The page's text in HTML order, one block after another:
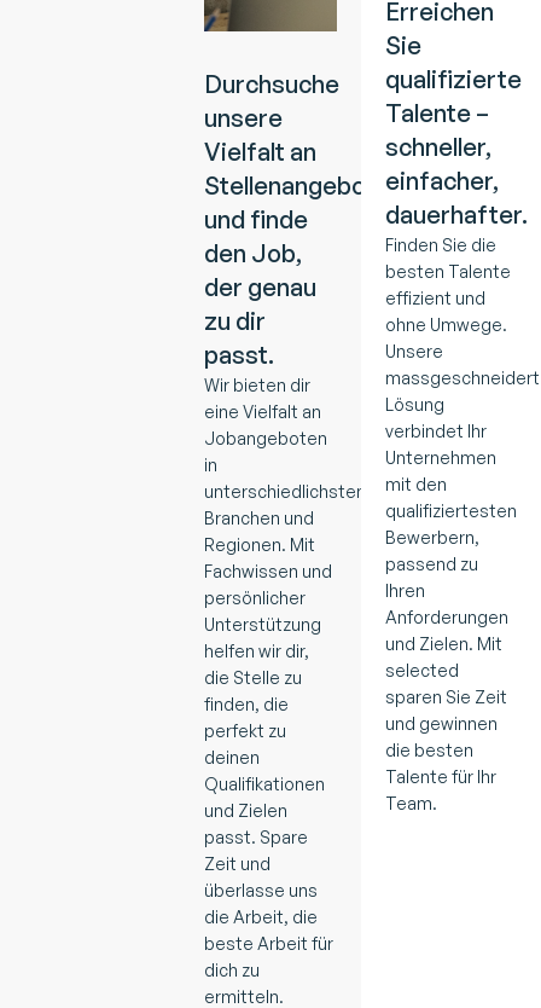
Durchsuche
unsere
Vielfalt an
Stellenangeboten
und finde
den Job,
der genau
zu dir
passt.
Wir bieten dir
eine Vielfalt an
Jobangeboten
in
unterschiedlichsten
Branchen und
Regionen. Mit
Fachwissen und
persönlicher
Unterstützung
helfen wir dir,
die Stelle zu
finden, die
perfekt zu
deinen
Qualifikationen
und Zielen
passt. Spare
Zeit und
überlasse uns
die Arbeit, die
beste Arbeit für
dich zu
ermitteln.
Erreichen
Sie
qualifizierte
Talente –
schneller,
einfacher,
dauerhafter.
Finden Sie die
besten Talente
effizient und
ohne Umwege.
Unsere
Lösung
verbindet Ihr
Unternehmen
mit den
qualifiziertesten
Bewerbern,
passend zu
Ihren
Anforderungen
und Zielen. Mit
selected
sparen Sie Zeit
und gewinnen
die besten
Talente für Ihr
Team.